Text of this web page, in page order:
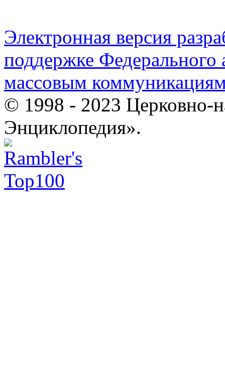
Электронная версия
поддержке Федерального
массовым
© 1998 - 2023 Церковно-
Энциклопедия».